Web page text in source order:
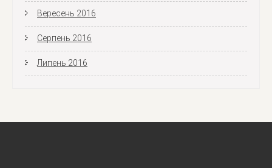
Вересень 2016
Серпень 2016
Липень 2016